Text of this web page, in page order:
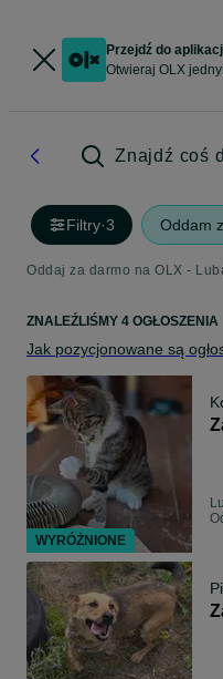
Przejdź do
Otwieraj OLX
Znajdź coś
Filtry·3 Oddam
ZNALEŹLIŚMY 4 OGŁOSZENIA
Jak pozycjonowane są
WYRÓŻNIONE